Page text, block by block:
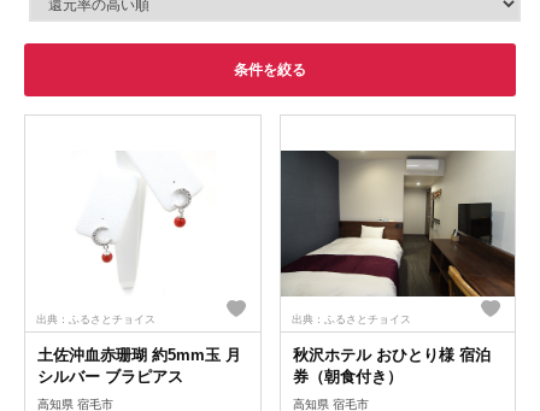
条件を絞る
出典：ふるさとチョイス
土佐沖血赤珊瑚 約5mm玉 月
シルバー ブラピアス
高知県 宿毛市
出典：ふるさとチョイス
秋沢ホテル おひとり様 宿泊
券（朝食付き）
高知県 宿毛市